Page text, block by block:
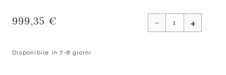
999,35 € - +
Disponibile in 7-8 giorni